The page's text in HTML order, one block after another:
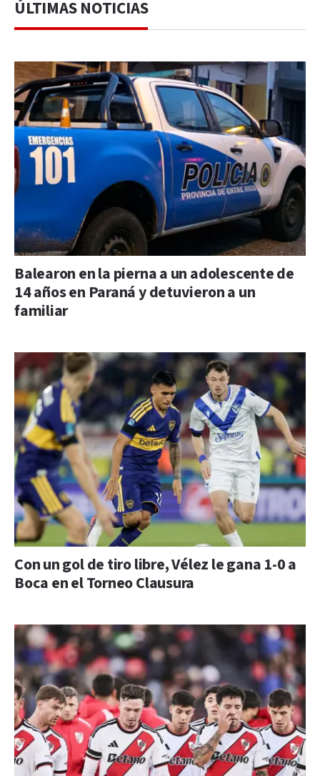
ÚLTIMAS NOTICIAS
Balearon en la pierna a un adolescente de
14 años en Paraná y detuvieron a un
familiar
Con un gol de tiro libre, Vélez le gana 1-0 a
Boca en el Torneo Clausura